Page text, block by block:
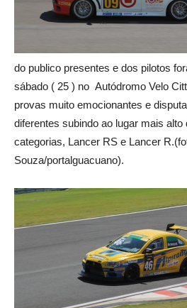
do publico presentes e dos pilotos
sábado ( 25 ) no Autódromo Velo
provas muito emocionantes e
diferentes subindo ao lugar mais alto
categorias, Lancer RS e Lancer
Souza/portalguacuano).